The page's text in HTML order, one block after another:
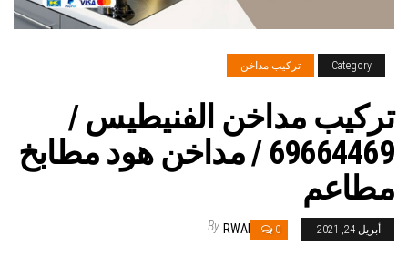
Category تركيب مداخن
تركيب مداخن الفنيطيس /
69664469 / مداخن هود مطابخ
مطاعم
أبريل 24, 2021 0
By RWAN